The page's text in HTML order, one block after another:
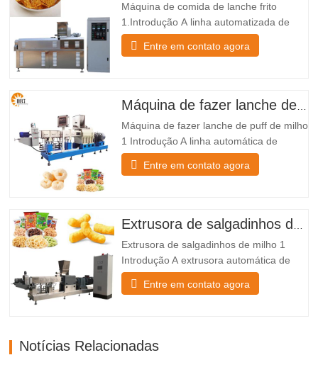
Máquina de comida de lanche frito
1.Introdução A linha automatizada de
produção de snacks fritos produz
substâncias cruas em pó que incluem
fritura, aromatizante e arrefecimento. a
mesma linha de produção pode
produzir…
Entre em contato agora
Máquina de fazer lanche de puff de milho
1 Introdução A linha automática de
fabrico de snacks puff transforma
matérias-primas em pó, como farinha de
sabores e arrefece. O mesmo snack puff
pode ser associado com traços de
fabricação…
Entre em contato agora
Extrusora de salgadinhos de milho 1
Introdução A extrusora automática de
salgadinhos de milho produz matérias-
primas em pó que incluem farinha de
aromatizar e resfriar. A linha de produção
de salgadinhos folhados é altamente…
Entre em contato agora
Notícias Relacionadas